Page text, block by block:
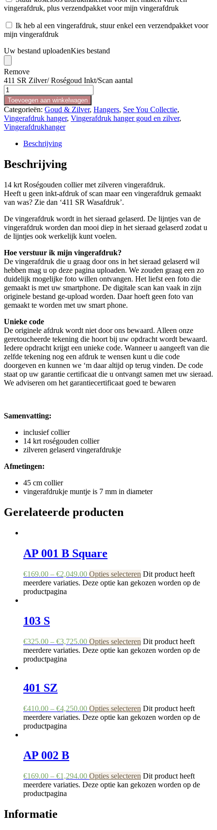
vingerafdruk, plus verzendpakket voor mijn vingerafdruk
Ik heb al een vingerafdruk, stuur enkel een verzendpakket voor
mijn vingerafdruk
Uw bestand uploadenKies bestand
Remove
411 SR Zilver/ Roségoud Inkt/Scan aantal
Toevoegen aan winkelwagen
Categorieën: Goud & Zilver, Hangers, See You Collectie,
Vingerafdruk hanger, Vingerafdruk hanger goud en zilver,
Vingerafdrukhanger
Beschrijving
Beschrijving
14 krt Roségouden collier met zilveren vingerafdruk.
Heeft u geen inkt-afdruk of scan maar een vingerafdruk gemaakt
van was? Zie dan ‘411 SR Wasafdruk’.
De vingerafdruk wordt in het sieraad gelaserd. De lijntjes van de
vingerafdruk worden dan mooi diep in het sieraad gelaserd zodat u
de lijntjes ook werkelijk kunt voelen.
Hoe verstuur ik mijn vingerafdruk?
De vingerafdruk die u graag door ons in het sieraad gelaserd wil
hebben mag u op deze pagina uploaden. We zouden graag een zo
duidelijk mogelijke foto willen ontvangen. Het liefst een foto die
gemaakt is met uw smartphone. De digitale scan kan vaak in zijn
originele bestand ge-upload worden. Daar hoeft geen foto van
gemaakt te worden met uw smart phone.
Unieke code
De originele afdruk wordt niet door ons bewaard. Alleen onze
geretoucheerde tekening die hoort bij uw opdracht wordt bewaard.
Iedere opdracht krijgt een unieke code. Wanneer u aangeeft van die
zelfde tekening nog een afdruk te wensen kunt u die code
doorgeven en kunnen we ‘m daar altijd op terug vinden. De code
staat op uw garantie certificaat die u ontvangt samen met uw sieraad.
We adviseren om het garantiecertificaat goed te bewaren
Samenvatting:
inclusief collier
14 krt roségouden collier
zilveren gelaserd vingerafdrukje
Afmetingen:
45 cm collier
vingerafdrukje muntje is 7 mm in diameter
Gerelateerde producten
AP 001 B Square
€169.00 – €2,049.00 Opties selecteren Dit product heeft
meerdere variaties. Deze optie kan gekozen worden op de
productpagina
103 S
€325.00 – €3,725.00 Opties selecteren Dit product heeft
meerdere variaties. Deze optie kan gekozen worden op de
productpagina
401 SZ
€410.00 – €4,250.00 Opties selecteren Dit product heeft
meerdere variaties. Deze optie kan gekozen worden op de
productpagina
AP 002 B
€169.00 – €1,294.00 Opties selecteren Dit product heeft
meerdere variaties. Deze optie kan gekozen worden op de
productpagina
Informatie